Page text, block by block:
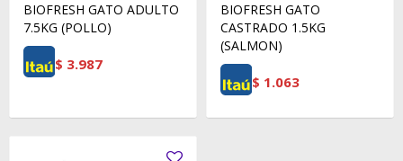
BIOFRESH GATO ADULTO
7.5KG (POLLO)
$ 3.987
BIOFRESH GATO
CASTRADO 1.5KG
(SALMON)
$ 1.063